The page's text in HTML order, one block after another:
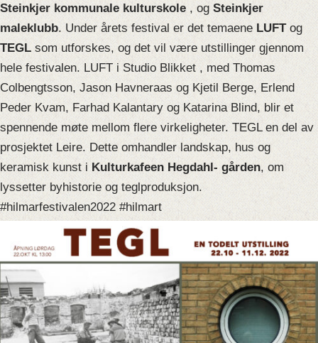
Steinkjer kommunale kulturskole , og Steinkjer
maleklubb. Under årets festival er det temaene LUFTog
TEGL som utforskes, og det vil være utstillinger gjennom
hele festivalen. LUFT i Studio Blikket , med Thomas
Colbengtsson, Jason Havneraas og Kjetil Berge, Erlend
Peder Kvam, Farhad Kalantary og Katarina Blind, blir et
spennende møte mellom flere virkeligheter. TEGL en del av
prosjektet Leire. Dette omhandler landskap, hus og
keramisk kunst i Kulturkafeen Hegdahl- gården, om
lyssetter byhistorie og teglproduksjon.
#hilmarfestivalen2022 #hilmart